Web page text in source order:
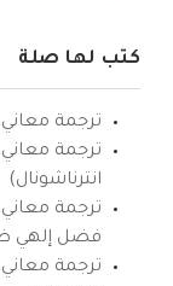
كتب لها صلة
ترجمة معاني
ترجمة معاني
انترناشونال)
ترجمة معاني
فضل إلهي
ترجمة معاني